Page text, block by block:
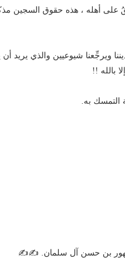
على أهله ، هذه حقوق السجين
ويرجِّعنا شيوعيين والذي يريد أن
بالله !!
التمسك به.
بن حسن آل سلمان. ✍✍